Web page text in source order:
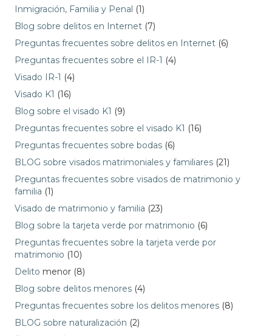
Inmigración, Familia y Penal (1)
Blog sobre delitos en Internet (7)
Preguntas frecuentes sobre delitos en Internet (6)
Preguntas frecuentes sobre el IR-1 (4)
Visado IR-1 (4)
Visado K1 (16)
Blog sobre el visado K1 (9)
Preguntas frecuentes sobre el visado K1 (16)
Preguntas frecuentes sobre bodas (6)
BLOG sobre visados matrimoniales y familiares (21)
Preguntas frecuentes sobre visados de matrimonio y
familia (1)
Visado de matrimonio y familia (23)
Blog sobre la tarjeta verde por matrimonio (6)
Preguntas frecuentes sobre la tarjeta verde por
matrimonio (10)
Delito menor (8)
Blog sobre delitos menores (4)
Preguntas frecuentes sobre los delitos menores (8)
BLOG sobre naturalización (2)